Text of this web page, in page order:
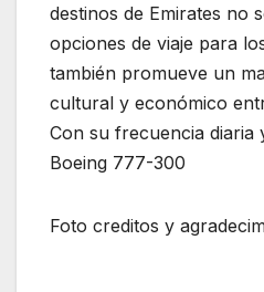
destinos de Emirates no
opciones de viaje para
también promueve un
cultural y económico
Con su frecuencia diaria
Boeing 777-300
Foto creditos y